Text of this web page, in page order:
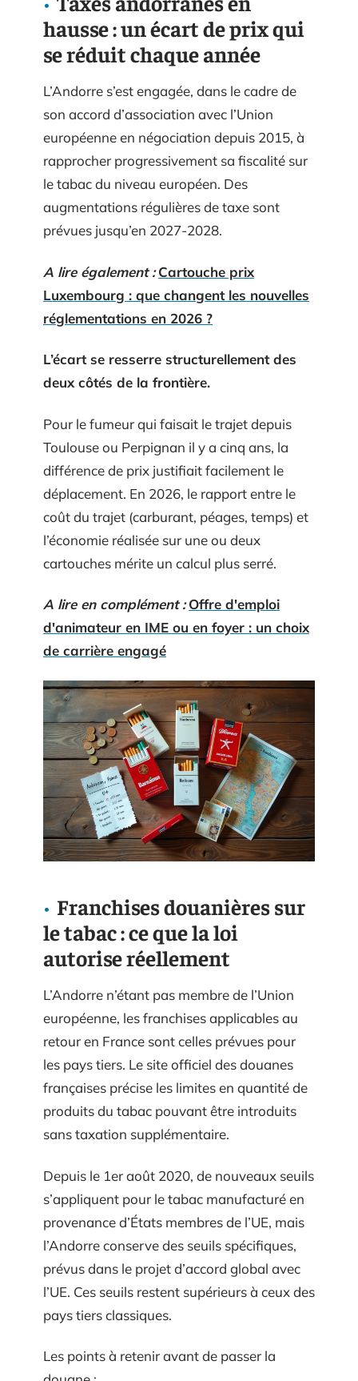
hausse : un écart de prix qui
se réduit chaque année
L’Andorre s’est engagée, dans le cadre de
son accord d’association avec l’Union
européenne en négociation depuis 2015, à
rapprocher progressivement sa fiscalité sur
le tabac du niveau européen. Des
augmentations régulières de taxe sont
prévues jusqu’en 2027-2028.
A lire également : Cartouche prix
Luxembourg : que changent les nouvelles
réglementations en 2026 ?
L’écart se resserre structurellement des
deux côtés de la frontière.
Pour le fumeur qui faisait le trajet depuis
Toulouse ou Perpignan il y a cinq ans, la
différence de prix justifiait facilement le
déplacement. En 2026, le rapport entre le
coût du trajet (carburant, péages, temps) et
l’économie réalisée sur une ou deux
cartouches mérite un calcul plus serré.
A lire en complément : Offre d'emploi
d'animateur en IME ou en foyer : un choix
de carrière engagé
Franchises douanières sur
le tabac : ce que la loi
autorise réellement
L’Andorre n’étant pas membre de l’Union
européenne, les franchises applicables au
retour en France sont celles prévues pour
les pays tiers. Le site officiel des douanes
françaises précise les limites en quantité de
produits du tabac pouvant être introduits
sans taxation supplémentaire.
Depuis le 1er août 2020, de nouveaux seuils
s’appliquent pour le tabac manufacturé en
provenance d’États membres de l’UE, mais
l’Andorre conserve des seuils spécifiques,
prévus dans le projet d’accord global avec
l’UE. Ces seuils restent supérieurs à ceux des
pays tiers classiques.
Les points à retenir avant de passer la